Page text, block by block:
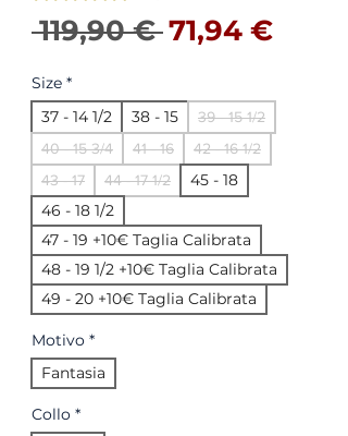
119,90 € Prezzo
71,94 €
Size *
37 - 14 1/2
38 - 15
39 - 15 1/2
40 - 15 3/4
41 - 16
42 - 16 1/2
43 - 17
44 - 17 1/2
45 - 18
46 - 18 1/2
47 - 19 +10€ Taglia Calibrata
48 - 19 1/2 +10€ Taglia Calibrata
49 - 20 +10€ Taglia Calibrata
Motivo *
Fantasia
Collo *